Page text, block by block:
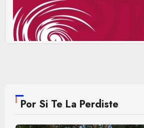
Por Si Te La Perdiste